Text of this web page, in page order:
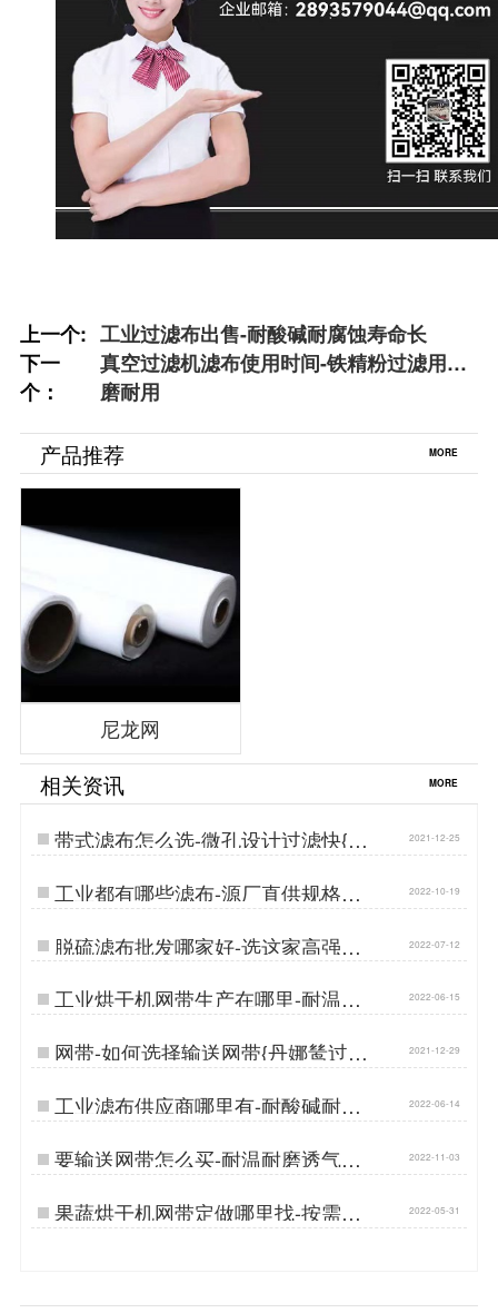
上一个: 工业过滤布出售-耐酸碱耐腐蚀寿命长
下一
个：
真空过滤机滤布使用时间-铁精粉过滤用耐
磨耐用
产品推荐 MORE
尼龙网
相关资讯 MORE
带式滤布怎么选-微孔设计过滤快{丹
娜鸶过滤}…
2021-12-25
工业都有哪些滤布-源厂直供规格齐
全…
2022-10-19
脱硫滤布批发哪家好-选这家高强耐
磨不跑偏[丹娜鸶]…
2022-07-12
工业烘干机网带生产在哪里-耐温耐
磨损{丹娜鸶过滤}…
2022-06-15
网带-如何选择输送网带{丹娜鸶过滤}
…
2021-12-29
工业滤布供应商哪里有-耐酸碱耐腐
蚀{丹娜鸶过滤}…
2022-06-14
要输送网带怎么买-耐温耐磨透气性
好[丹娜鸶]…
2022-11-03
果蔬烘干机网带定做哪里找-按需定
制{丹娜鸶过滤}…
2022-05-31